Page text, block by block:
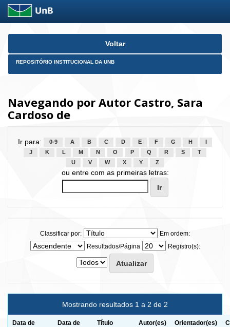
Skip
Voltar
REPOSITÓRIO INSTITUCIONAL DA UNB
Navegando por Autor Castro, Sara
Cardoso de
Ir para: 0-9 A B C D E F G H
J
K L M N O P Q R S
T
U
V W X Y Z
ou entre com as primeiras letras:
Classificar por:
Em ordem:
Resultados/Página
Registro(s):
Mostrando resultados 1 a 2 de 2
Data de
Data de
Título Autor(es) Orientador(es)